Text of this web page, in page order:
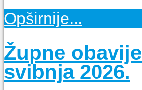
Opširnije...
Župne
svibnja 2026.